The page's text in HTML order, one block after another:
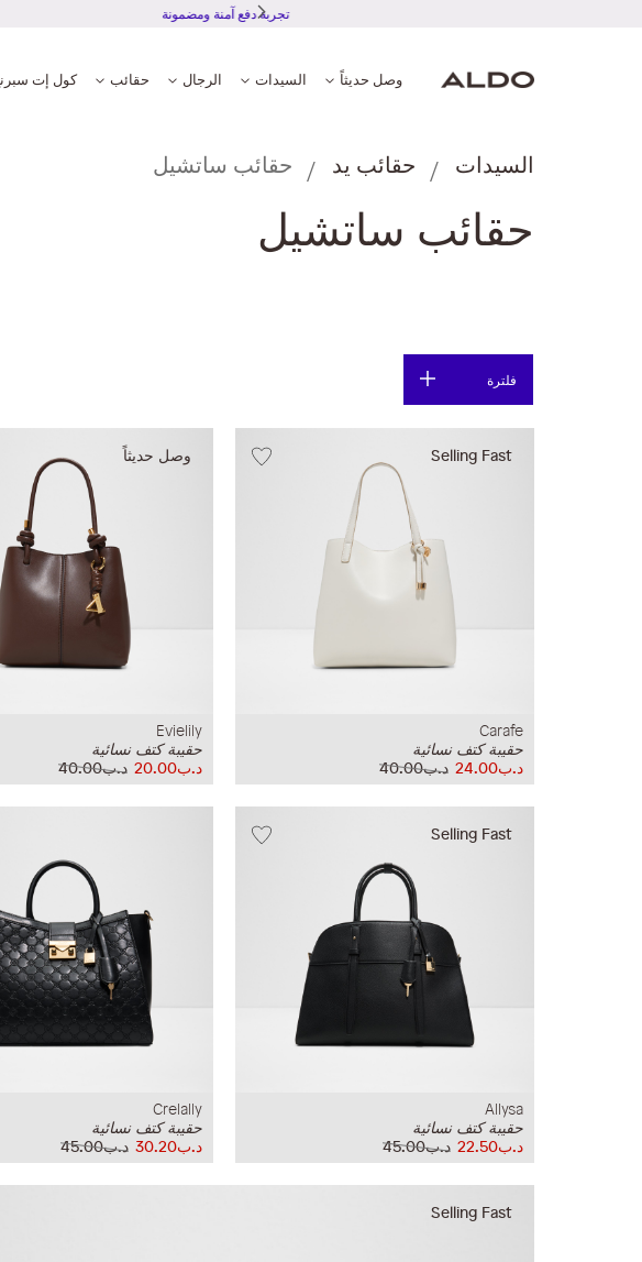
تجربة دفع آمنة ومضمونة
وصل حديثاً السيدات الرجال حقائب كول إت
السيدات حقائب يد حقائب ساتشيل
حقائب ساتشيل
فلترة
Selling Fast
Carafe
حقيبة كتف نسائية
د.ب40.00
د.ب24.00
وصل حديثاً
Evielily
حقيبة كتف نسائية
د.ب40.00
د.ب20.00
Selling Fast
Allysa
حقيبة كتف نسائية
د.ب45.00
د.ب22.50
Crelally
حقيبة كتف نسائية
د.ب45.00
د.ب30.20
Selling Fast